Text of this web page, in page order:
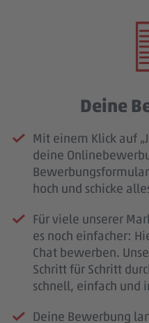
Deine
Mit einem Klick auf
deine
hoch und schicke
Für viele unserer
es noch einfacher:
Chat bewerben.
Schritt für Schritt
schnell, einfach und
Deine Bewerbung